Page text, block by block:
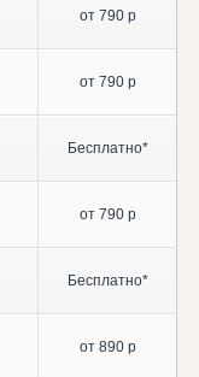
от 790 р
от 790 р
Бесплатно*
от 790 р
Бесплатно*
от 890 р